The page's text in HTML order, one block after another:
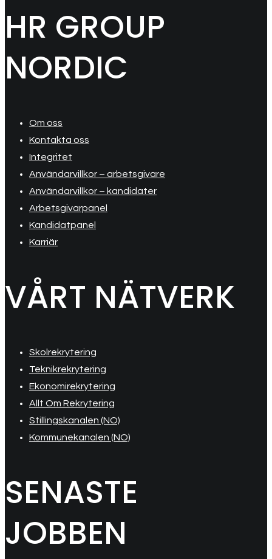
HR GROUP
NORDIC
Om oss
Kontakta oss
Integritet
Användarvillkor – arbetsgivare
Användarvillkor – kandidater
Arbetsgivarpanel
Kandidatpanel
Karriär
VÅRT NÄTVERK
Skolrekrytering
Teknikrekrytering
Ekonomirekrytering
Allt Om Rekrytering
Stillingskanalen (NO)
Kommunekanalen (NO)
SENASTE
JOBBEN